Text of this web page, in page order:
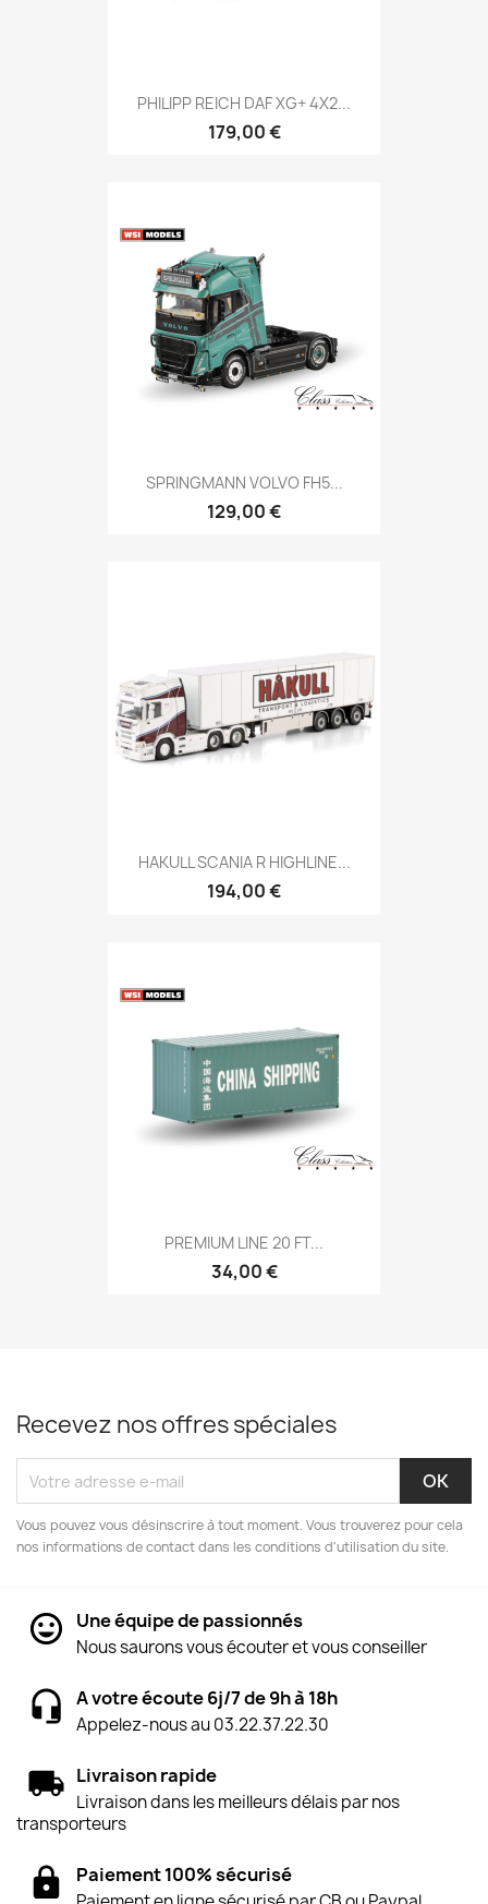
PHILIPP REICH DAF XG+ 4X2...
179,00 €
SPRINGMANN VOLVO FH5...
129,00 €
HAKULL SCANIA R HIGHLINE...
194,00 €
PREMIUM LINE 20 FT...
34,00 €
Recevez nos offres spéciales
Vous pouvez vous désinscrire à tout moment. Vous trouverez pour cela
nos informations de contact dans les conditions d'utilisation du site.
Une équipe de passionnés
Nous saurons vous écouter et vous conseiller
A votre écoute 6j/7 de 9h à 18h
Appelez-nous au 03.22.37.22.30
Livraison rapide
Livraison dans les meilleurs délais par nos
transporteurs
Paiement 100% sécurisé